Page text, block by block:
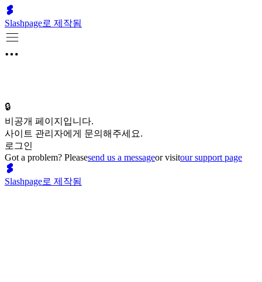
Slashpage로 제작됨
🔒
비공개 페이지입니다.
사이트 관리자에게 문의해주세요.
로그인
Got a problem? Pleasesend us a messageor visitour support page
Slashpage로 제작됨